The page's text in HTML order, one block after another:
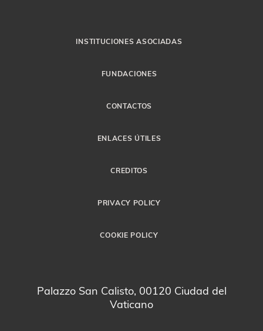
INSTITUCIONES ASOCIADAS
FUNDACIONES
CONTACTOS
ENLACES ÚTILES
CREDITOS
PRIVACY POLICY
COOKIE POLICY
Palazzo San Calisto, 00120 Ciudad del
Vaticano